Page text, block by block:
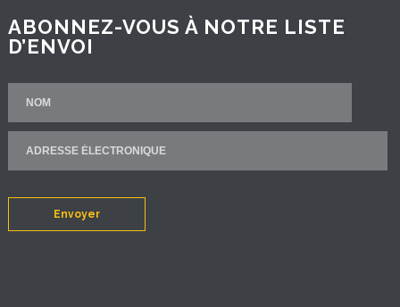
ABONNEZ-VOUS À NOTRE LISTE
D’ENVOI
Envoyer